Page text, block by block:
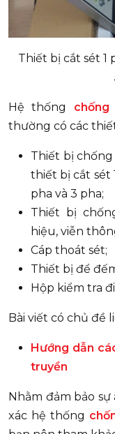
Thiết bị cắt sét
Hệ thống
thường có các
Thiết bị
thiết bị cắt sét
pha và 3 pha;
Thiết bị
hiệu, viễn
Cáp thoát sét;
Thiết bị để
Hộp kiểm tra
Bài viết có chủ đề
Hướng dẫn
truyền
Nhằm đảm bảo
xác hệ thống